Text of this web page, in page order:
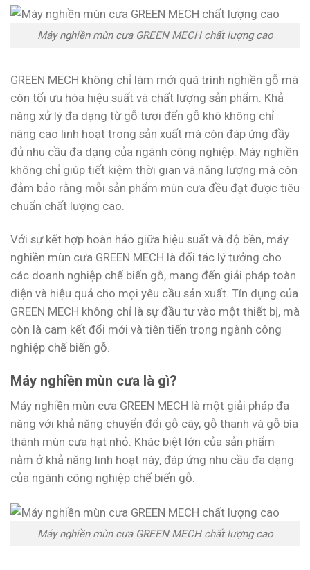
Máy nghiền mùn cưa GREEN MECH chất lượng cao
GREEN MECH không chỉ làm mới quá trình nghiền gỗ mà
còn tối ưu hóa hiệu suất và chất lượng sản phẩm. Khả
năng xử lý đa dạng từ gỗ tươi đến gỗ khô không chỉ
nâng cao linh hoạt trong sản xuất mà còn đáp ứng đầy
đủ nhu cầu đa dạng của ngành công nghiệp. Máy nghiền
không chỉ giúp tiết kiệm thời gian và năng lượng mà còn
đảm bảo rằng mỗi sản phẩm mùn cưa đều đạt được tiêu
chuẩn chất lượng cao.
Với sự kết hợp hoàn hảo giữa hiệu suất và độ bền, máy
nghiền mùn cưa GREEN MECH là đối tác lý tưởng cho
các doanh nghiệp chế biến gỗ, mang đến giải pháp toàn
diện và hiệu quả cho mọi yêu cầu sản xuất. Tín dụng của
GREEN MECH không chỉ là sự đầu tư vào một thiết bị, mà
còn là cam kết đổi mới và tiên tiến trong ngành công
nghiệp chế biến gỗ.
Máy nghiền mùn cưa là gì?
Máy nghiền mùn cưa GREEN MECH là một giải pháp đa
năng với khả năng chuyển đổi gỗ cây, gỗ thanh và gỗ bìa
thành mùn cưa hạt nhỏ. Khác biệt lớn của sản phẩm
nằm ở khả năng linh hoạt này, đáp ứng nhu cầu đa dạng
của ngành công nghiệp chế biến gỗ.
Máy nghiền mùn cưa GREEN MECH chất lượng cao